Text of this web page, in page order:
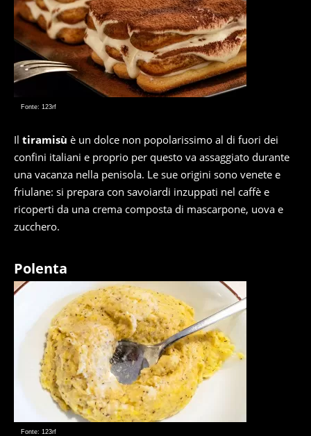
Fonte: 123rf
Il tiramisù è un dolce non popolarissimo al di fuori dei
confini italiani e proprio per questo va assaggiato durante
una vacanza nella penisola. Le sue origini sono venete e
friulane: si prepara con savoiardi inzuppati nel caffè e
ricoperti da una crema composta di mascarpone, uova e
zucchero.
Polenta
Fonte: 123rf